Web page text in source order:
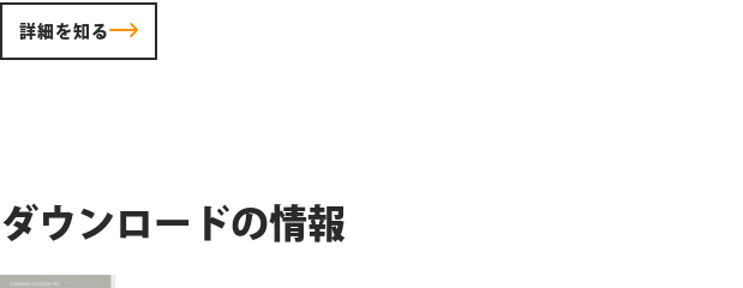
詳細を知る
ダウンロードの情報